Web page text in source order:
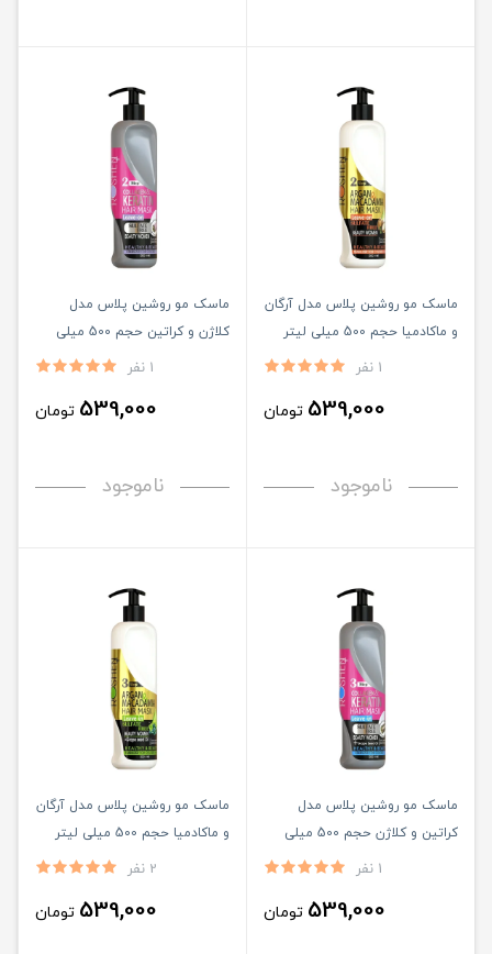
ماسک مو روشین پلاس مدل آرگان
و ماکادمیا حجم 500 میلی لیتر
1 نفر
539,000 تومان
ناموجود
ماسک مو روشین پلاس مدل
کلاژن و کراتین حجم 500 میلی
1 نفر
539,000 تومان
ناموجود
ماسک مو روشین پلاس مدل
کراتین و کلاژن حجم 500 میلی
1 نفر
539,000 تومان
ماسک مو روشین پلاس مدل آرگان
و ماکادمیا حجم 500 میلی لیتر
2 نفر
539,000 تومان